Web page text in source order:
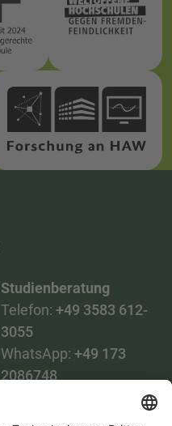
Studienberatung
Telefon: +49 3583 612-
3055
WhatsApp: +49 173
2086748